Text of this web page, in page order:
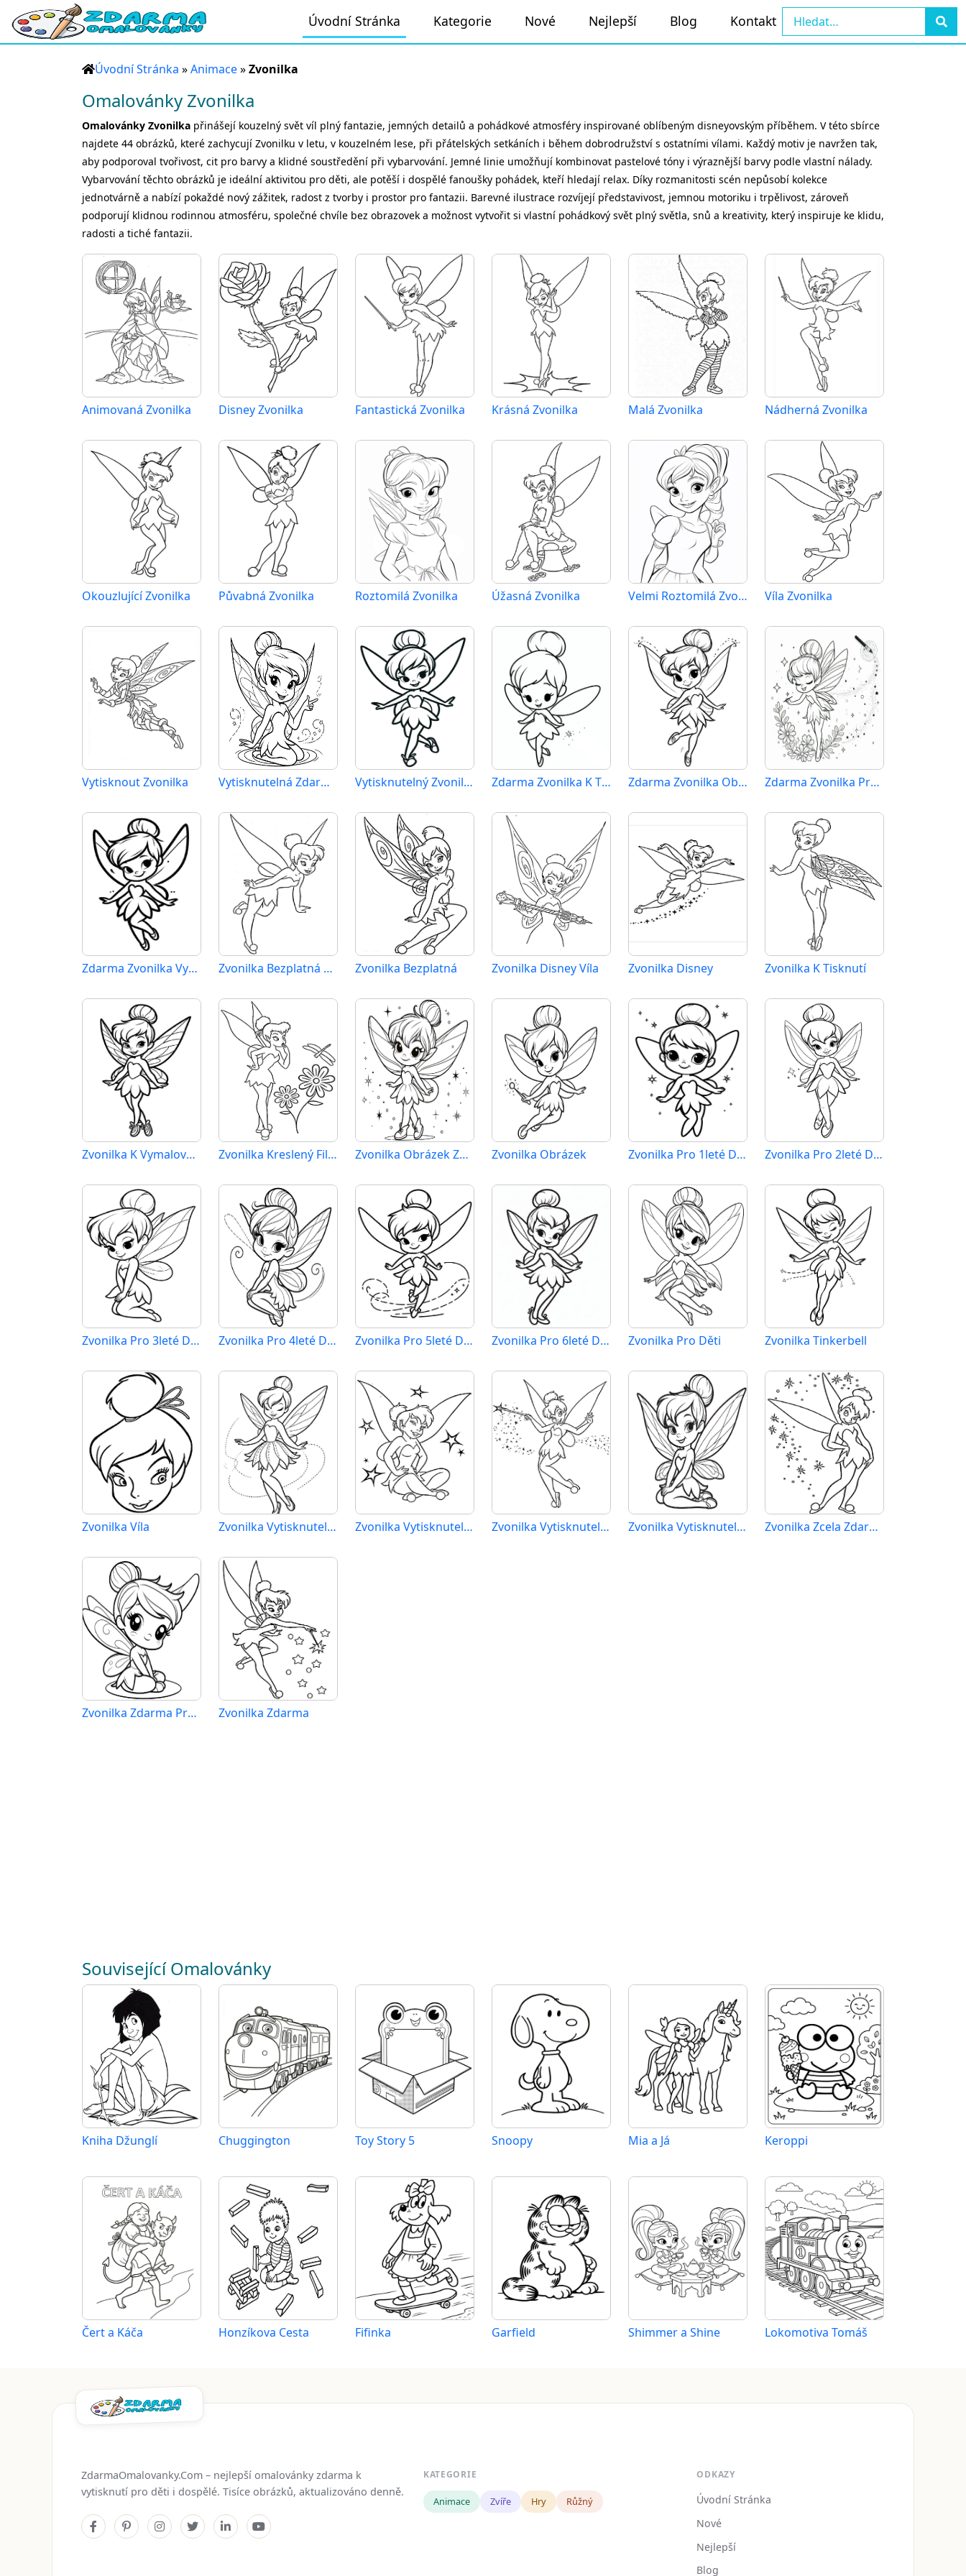
Úvodní Stránka Kategorie Nové Nejlepší Blog Kontakt
Úvodní Stránka »Animace»Zvonilka
Omalovánky Zvonilka
Omalovánky Zvonilka přinášejí kouzelný svět víl plný fantazie, jemných detailů a pohádkové atmosféry inspirované oblíbeným disneyovským příběhem. V této sbírce
najdete 44 obrázků, které zachycují Zvonilku v letu, v kouzelném lese, při přátelských setkáních i během dobrodružství s ostatními vílami. Každý motiv je navržen tak,
aby podporoval tvořivost, cit pro barvy a klidné soustředění při vybarvování. Jemné linie umožňují kombinovat pastelové tóny i výraznější barvy podle vlastní nálady.
Vybarvování těchto obrázků je ideální aktivitou pro děti, ale potěší i dospělé fanoušky pohádek, kteří hledají relax. Díky rozmanitosti scén nepůsobí kolekce
jednotvárně a nabízí pokaždé nový zážitek, radost z tvorby i prostor pro fantazii. Barevné ilustrace rozvíjejí představivost, jemnou motoriku i trpělivost, zároveň
podporují klidnou rodinnou atmosféru, společné chvíle bez obrazovek a možnost vytvořit si vlastní pohádkový svět plný světla, snů a kreativity, který inspiruje ke klidu,
radosti a tiché fantazii.
Animovaná Zvonilka Disney Zvonilka Fantastická Zvonilka Krásná Zvonilka Malá Zvonilka Nádherná Zvonilka
Okouzlující Zvonilka Půvabná Zvonilka Roztomilá Zvonilka Úžasná Zvonilka Velmi Roztomilá Zvonilka Víla Zvonilka
Vytisknout Zvonilka Vytisknutelná Zdarma Zvonilka Vytisknutelný Zvonilka Obrázek Zdarma Zvonilka K Tisknutí Zdarma Zvonilka Obrázek Zdarma Zvonilka Pro Děti
Zdarma Zvonilka Vytisknutelná Zvonilka Bezplatná Vytisknutelná Zvonilka Bezplatná Zvonilka Disney Víla Zvonilka Disney Zvonilka K Tisknutí
Zvonilka K Vymalování Zvonilka Kreslený Film Zvonilka Obrázek Zdarma Zvonilka Obrázek Zvonilka Pro 1leté Děti Zvonilka Pro 2leté Děti
Zvonilka Pro 3leté Děti Zvonilka Pro 4leté Děti Zvonilka Pro 5leté Děti Zvonilka Pro 6leté Děti Zvonilka Pro Děti Zvonilka Tinkerbell
Zvonilka Víla Zvonilka Vytisknutelná Pro Děti Zvonilka Vytisknutelná Zdarma Zvonilka Vytisknutelná Zvonilka Vytisknutelný Obrázek Zvonilka Zcela Zdarma
Zvonilka Zdarma Pro Děti Zvonilka Zdarma
Související Omalovánky
Kniha Džunglí Chuggington Toy Story 5 Snoopy Mia a Já Keroppi
Čert a Káča Honzíkova Cesta Fifinka Garfield Shimmer a Shine Lokomotiva Tomáš
ZdarmaOmalovanky.Com – nejlepší omalovánky zdarma k
vytisknutí pro děti i dospělé. Tisíce obrázků, aktualizováno denně.
KATEGORIE
Animace Zvíře Hry Růžný
ODKAZY
Úvodní Stránka
Nové
Nejlepší
Blog